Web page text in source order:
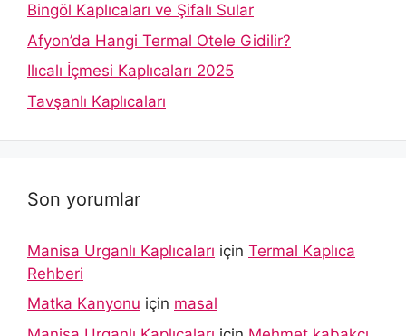
Bingöl Kaplıcaları ve Şifalı Sular
Afyon’da Hangi Termal Otele Gidilir?
Ilıcalı İçmesi Kaplıcaları 2025
Tavşanlı Kaplıcaları
Son yorumlar
Manisa Urganlı Kaplıcaları için Termal Kaplıca
Rehberi
Matka Kanyonu için masal